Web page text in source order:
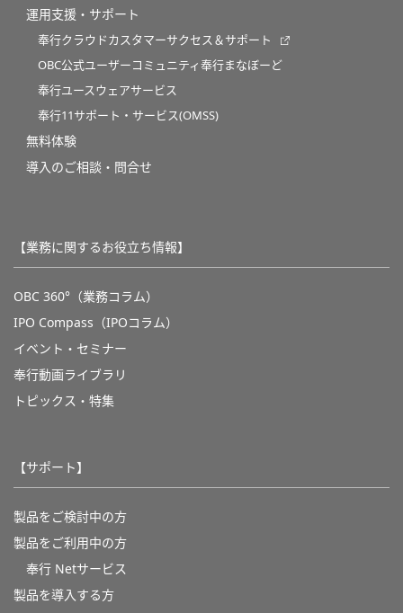
運用支援・サポート
奉行クラウドカスタマーサクセス＆サポート
OBC公式ユーザーコミュニティ奉行まなぼーど
奉行ユースウェアサービス
奉行11サポート・サービス(OMSS)
無料体験
導入のご相談・問合せ
【業務に関するお役立ち情報】
OBC 360°（業務コラム）
IPO Compass（IPOコラム）
イベント・セミナー
奉行動画ライブラリ
トピックス・特集
【サポート】
製品をご検討中の方
製品をご利用中の方
奉行 Netサービス
製品を導入する方